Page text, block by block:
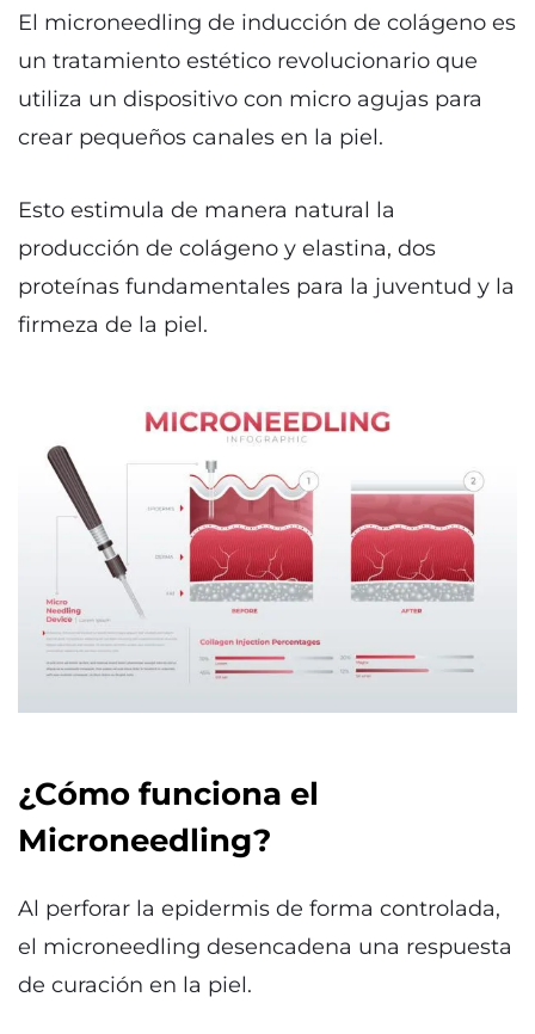
El microneedling de inducción de colágeno es
un tratamiento estético revolucionario que
utiliza un dispositivo con micro agujas para
crear pequeños canales en la piel.
Esto estimula de manera natural la
producción de colágeno y elastina, dos
proteínas fundamentales para la juventud y la
firmeza de la piel.
¿Cómo funciona el
Microneedling?
Al perforar la epidermis de forma controlada,
el microneedling desencadena una respuesta
de curación en la piel.